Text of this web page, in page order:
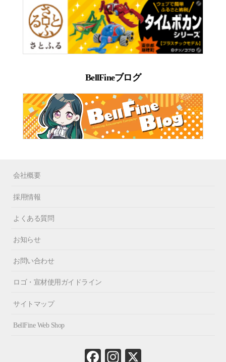
BellFineブログ
会社概要
採用情報
よくある質問
お知らせ
お問い合わせ
ロゴ・宣材使用ガイドライン
サイトマップ
BellFine Web Shop
Fa In